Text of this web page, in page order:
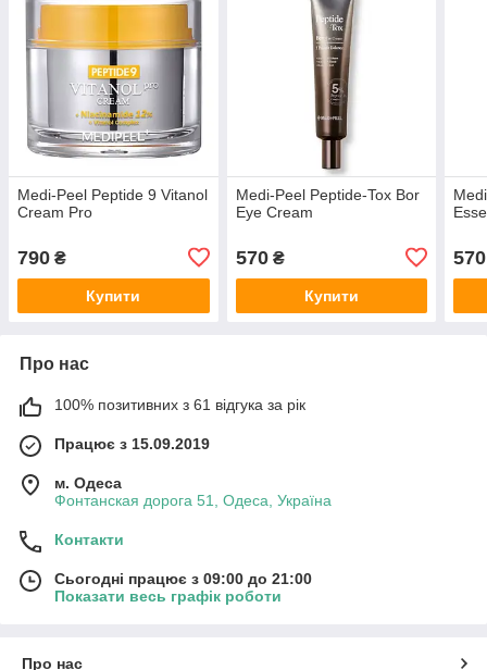
Medi-Peel Peptide 9 Vitanol
Cream Pro
790 ₴
Купити
Medi-Peel Peptide-Tox Bor
Eye Cream
570₴
Купити
570
Про нас
100% позитивних з 61 відгука за рік
Працює з 15.09.2019
м. Одеса
Фонтанская дорога 51, Одеса, Україна
Контакти
Сьогодні працює з 09:00 до 21:00
Показати весь графік роботи
Про нас